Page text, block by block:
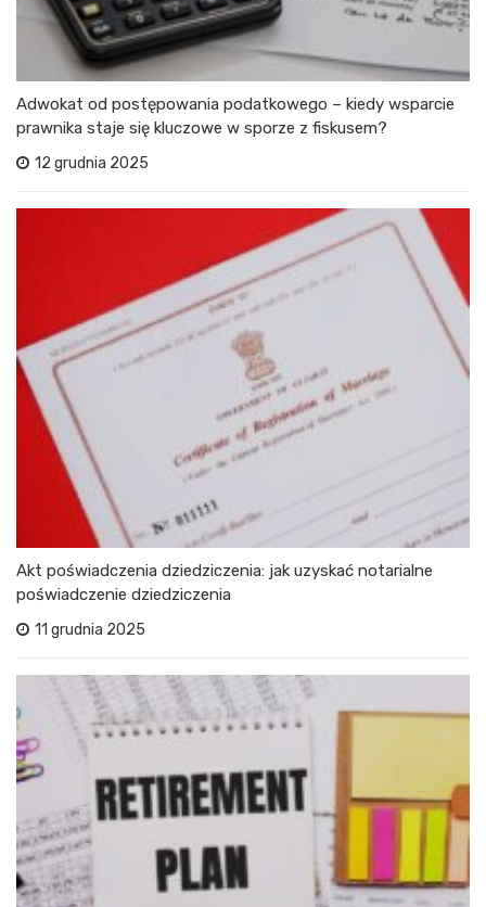
Adwokat od postępowania podatkowego – kiedy wsparcie
prawnika staje się kluczowe w sporze z fiskusem?
12 grudnia 2025
Akt poświadczenia dziedziczenia: jak uzyskać notarialne
poświadczenie dziedziczenia
11 grudnia 2025